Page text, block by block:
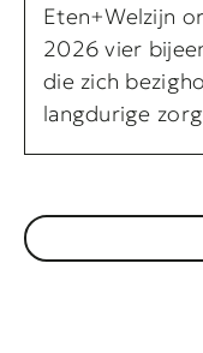
Eten+Welzijn
2026 vier
die zich
langdurige